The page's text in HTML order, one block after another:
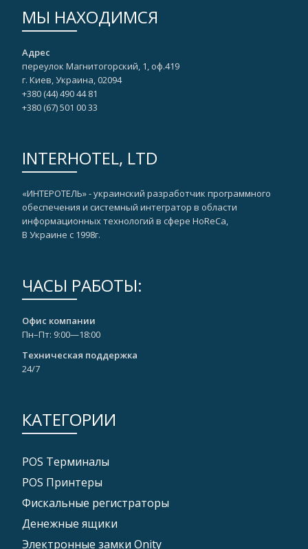
МЫ НАХОДИМСЯ
Адрес
переулок Магнитогорский, 1, оф.419
г. Киев, Украина, 02094
+380 (44) 490 44 81
+380 (67)‎ 501 00 33
INTERHOTEL, LTD
«ИНТЕРОТЕЛЬ» - украинский разработчик программного
обеспечения и системный интегратор в области
информационных технологий в сфере HoReCa,
В Украине с 1998г.
ЧАСЫ РАБОТЫ:
Офис компании
Пн–Пт: 9:00—18:00
Техническая поддержка
24/7
КАТЕГОРИИ
POS Tерминалы
POS Принтеры
Фискальные регистраторы
Денежные ящики
Электронные замки Onity